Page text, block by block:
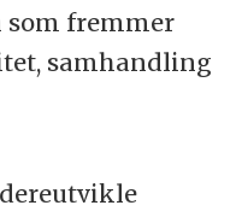
som fremmer
samhandling